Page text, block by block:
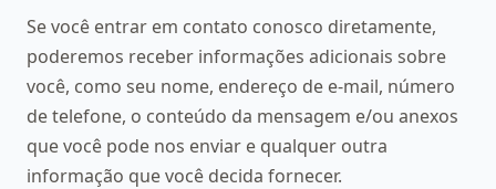
Se você entrar em contato conosco diretamente,
poderemos receber informações adicionais sobre
você, como seu nome, endereço de e-mail, número
de telefone, o conteúdo da mensagem e/ou anexos
que você pode nos enviar e qualquer outra
informação que você decida fornecer.